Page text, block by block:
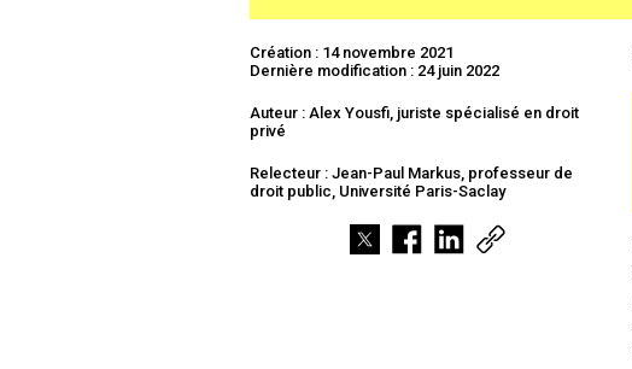
Création : 14 novembre 2021
Dernière modification : 24 juin 2022
Auteur : Alex Yousfi, juriste spécialisé en droit
privé
Relecteur : Jean-Paul Markus, professeur de
droit public, Université Paris-Saclay